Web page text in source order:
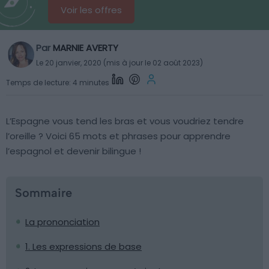
Voir les offres
Par MARNIE AVERTY
Le 20 janvier, 2020 (mis à jour le 02 août 2023)
Temps de lecture: 4 minutes
L’Espagne vous tend les bras et vous voudriez tendre
l’oreille ? Voici 65 mots et phrases pour apprendre
l’espagnol et devenir bilingue !
Sommaire
La prononciation
1. Les expressions de base